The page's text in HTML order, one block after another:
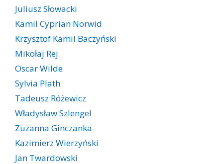
Juliusz Słowacki
Kamil Cyprian Norwid
Krzysztof Kamil Baczyński
Mikołaj Rej
Oscar Wilde
Sylvia Plath
Tadeusz Różewicz
Władysław Szlengel
Zuzanna Ginczanka
Kazimierz Wierzyński
Jan Twardowski